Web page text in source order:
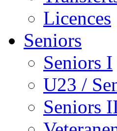
Licences
Seniors
Seniors I
U23 /
Seniors